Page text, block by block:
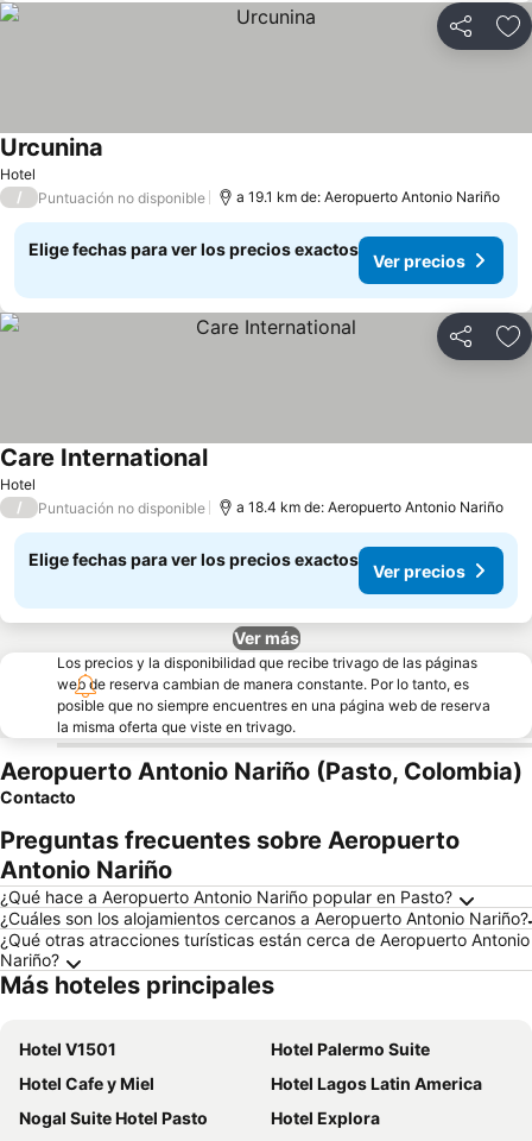
Compartir
Hotel
Urcunina
/ Puntuación no disponible a 19.1 km de: Aeropuerto Antonio Nariño
Elige fechas para ver los precios exactos
Ver precios
Compartir
Hotel
Care InternationalVer precios
/ Puntuación no disponible a 18.4 km de: Aeropuerto Antonio Nariño
Elige fechas para ver los precios exactos
Ver precios
Ver más
Los precios y la disponibilidad que recibe trivago de las páginas
web de reserva cambian de manera constante. Por lo tanto, es
posible que no siempre encuentres en una página web de reserva
la misma oferta que viste en trivago.
Aeropuerto Antonio Nariño (Pasto, Colombia)
Contacto
Preguntas frecuentes sobre Aeropuerto
Antonio Nariño
¿Qué hace a Aeropuerto Antonio Nariño popular en Pasto?
¿Cuáles son los alojamientos cercanos a Aeropuerto Antonio Nariño?
¿Qué otras atracciones turísticas están cerca de Aeropuerto Antonio
Nariño?
Más hoteles principales
Hotel V1501
Hotel Palermo Suite
Hotel Cafe y Miel
Hotel Lagos Latin America
Nogal Suite Hotel Pasto
Hotel Explora